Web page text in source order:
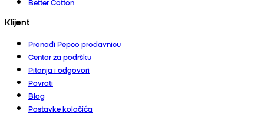
Klijent
Pronađi Pepco prodavnicu
Centar za podršku
Pitanja i odgovori
Povrati
Blog
Postavke kolačića